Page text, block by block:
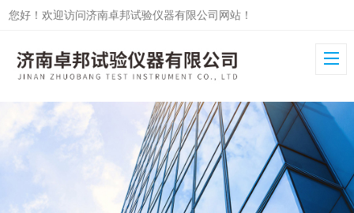
您好！欢迎访问济南卓邦试验仪器有限公司网站！